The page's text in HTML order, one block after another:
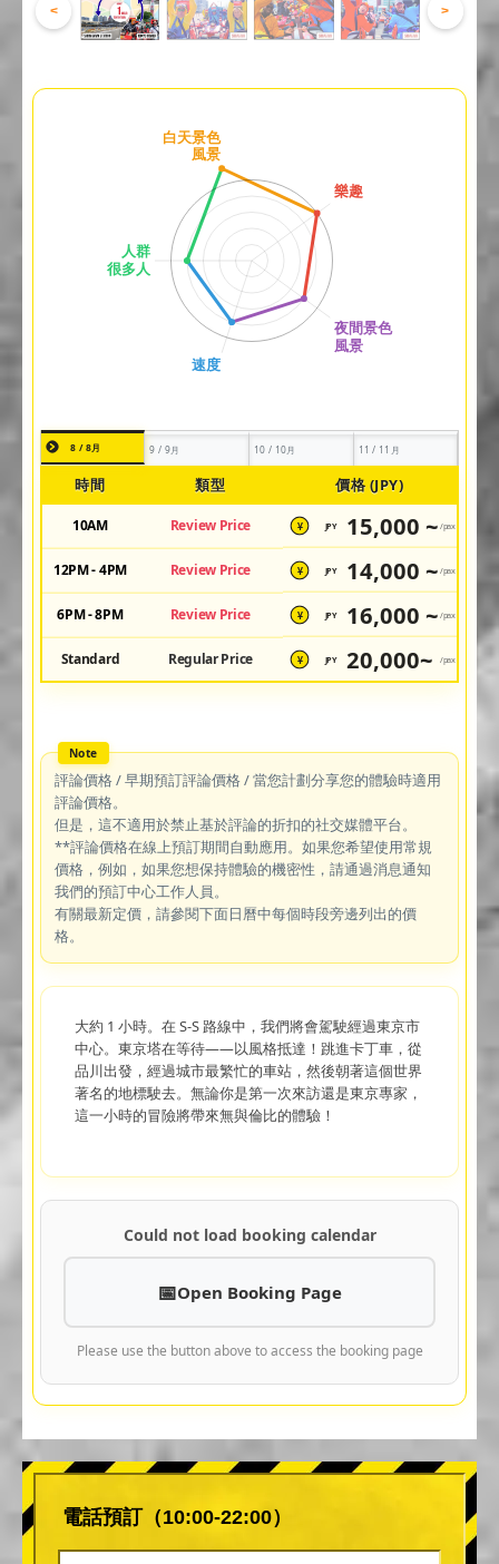
< >
8 / 8月 9 / 9月 10 / 10月 11 / 11月
時間 類型 價格 (JPY)
10AM Review Price ¥ JPY 15,000 ~ /pax
12PM - 4PM Review Price ¥ JPY 14,000 ~ /pax
6PM - 8PM Review Price ¥ JPY 16,000 ~ /pax
Standard Regular Price ¥ JPY 20,000~ /pax
評論價格 / 早期預訂評論價格 / 當您計劃分享您的體驗時適用
評論價格。
但是，這不適用於禁止基於評論的折扣的社交媒體平台。
**評論價格在線上預訂期間自動應用。如果您希望使用常規
價格，例如，如果您想保持體驗的機密性，請通過消息通知
我們的預訂中心工作人員。
有關最新定價，請參閱下面日曆中每個時段旁邊列出的價
格。
大約 1 小時。在 S-S 路線中，我們將會駕駛經過東京市
中心。東京塔在等待——以風格抵達！跳進卡丁車，從
品川出發，經過城市最繁忙的車站，然後朝著這個世界
著名的地標駛去。無論你是第一次來訪還是東京專家，
這一小時的冒險將帶來無與倫比的體驗！
Could not load booking calendar
Open Booking Page
Please use the button above to access the booking page
電話預訂（10:00-22:00）